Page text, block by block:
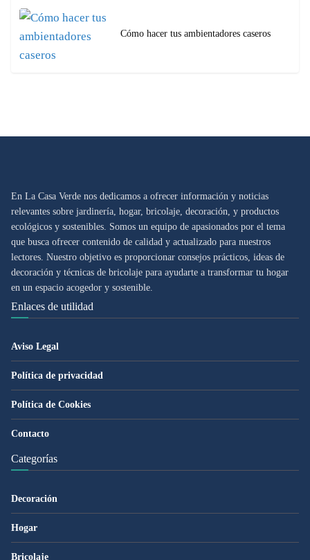
Cómo hacer tus ambientadores caseros
En La Casa Verde nos dedicamos a ofrecer información y noticias
relevantes sobre jardinería, hogar, bricolaje, decoración, y productos
ecológicos y sostenibles. Somos un equipo de apasionados por el tema
que busca ofrecer contenido de calidad y actualizado para nuestros
lectores. Nuestro objetivo es proporcionar consejos prácticos, ideas de
decoración y técnicas de bricolaje para ayudarte a transformar tu hogar
en un espacio acogedor y sostenible.
Enlaces de utilidad
Aviso Legal
Política de privacidad
Política de Cookies
Contacto
Categorías
Decoración
Hogar
Bricolaje